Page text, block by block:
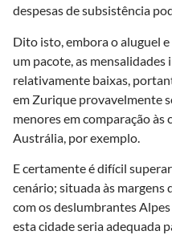
despesas de subsistência
Dito isto, embora o aluguel
um pacote, as
relativamente baixas,
em Zurique provavelmente
menores em comparação às
Austrália, por exemplo.
E certamente é difícil
cenário; situada às margens
com os deslumbrantes
esta cidade seria adequada